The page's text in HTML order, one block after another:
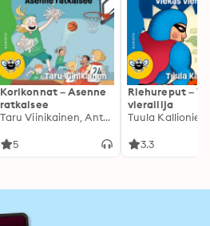
Korikonnat – Asenne
ratkaisee
Taru Viinikainen, Anton Lipasti
5
Riehureput –
vierailija
3.3